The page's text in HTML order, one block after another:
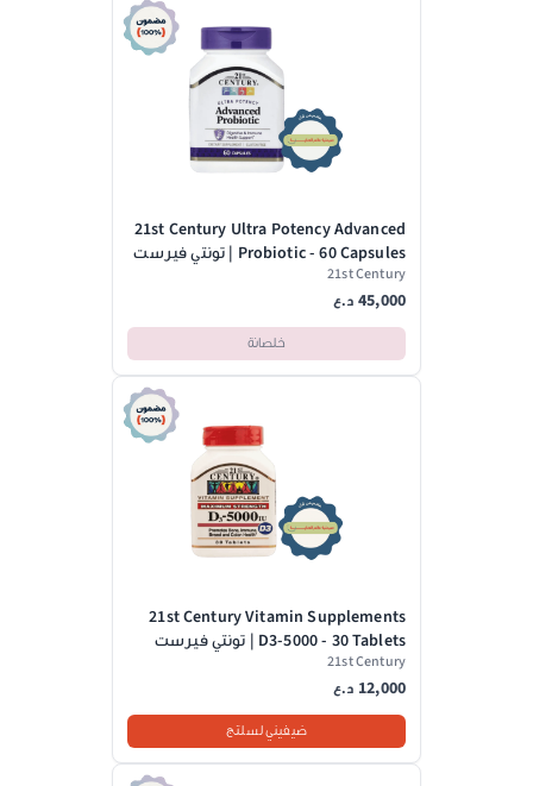
21st Century Ultra Potency Advanced
Probiotic - 60 Capsules | تونتي فيرست
سينشري بروبيوتيك متقدم - 60 كبسولة
21st Century
45,000 د.ع
خلصانة
21st Century Vitamin Supplements
D3-5000 - 30 Tablets | تونتي فيرست
سينشري فيتامين دال 5000 - 30 قرص
21st Century
12,000 د.ع
ضيفيني لسلتج